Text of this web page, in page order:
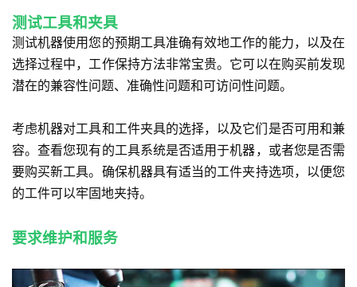
测试工具和夹具
测试机器使用您的预期工具准确有效地工作的能力，以及在
选择过程中，工作保持方法非常宝贵。它可以在购买前发现
潜在的兼容性问题、准确性问题和可访问性问题。
考虑机器对工具和工件夹具的选择，以及它们是否可用和兼
容。查看您现有的工具系统是否适用于机器，或者您是否需
要购买新工具。确保机器具有适当的工件夹持选项，以便您
的工件可以牢固地夹持。
要求维护和服务